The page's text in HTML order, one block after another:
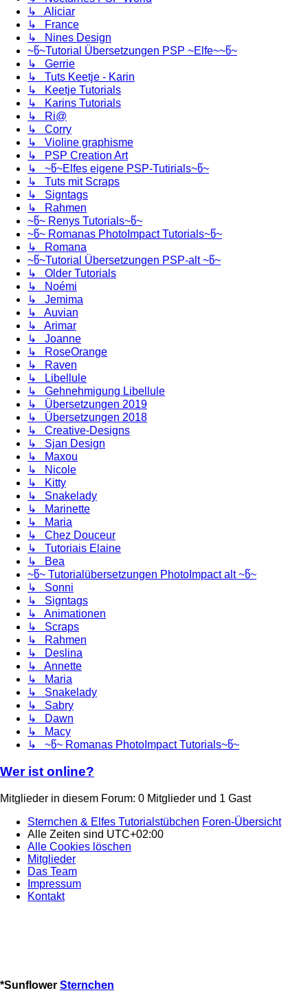
↳ Aliciar
↳ France
↳ Nines Design
~წ~Tutorial Übersetzungen PSP ~Elfe~~წ~
↳ Gerrie
↳ Tuts Keetje - Karin
↳ Keetje Tutorials
↳ Karins Tutorials
↳ Ri@
↳ Corry
↳ Violine graphisme
↳ PSP Creation Art
↳ ~წ~Elfes eigene PSP-Tutirials~წ~
↳ Tuts mit Scraps
↳ Signtags
↳ Rahmen
~წ~ Renys Tutorials~წ~
~წ~ Romanas PhotoImpact Tutorials~წ~
↳ Romana
~წ~Tutorial Übersetzungen PSP-alt ~წ~
↳ Older Tutorials
↳ Noémi
↳ Jemima
↳ Auvian
↳ Arimar
↳ Joanne
↳ RoseOrange
↳ Raven
↳ Libellule
↳ Gehnehmigung Libellule
↳ Übersetzungen 2019
↳ Übersetzungen 2018
↳ Creative-Designs
↳ Sjan Design
↳ Maxou
↳ Nicole
↳ Kitty
↳ Snakelady
↳ Marinette
↳ Maria
↳ Chez Douceur
↳ Tutoriais Elaine
↳ Bea
~წ~ Tutorialübersetzungen PhotoImpact alt ~წ~
↳ Sonni
↳ Signtags
↳ Animationen
↳ Scraps
↳ Rahmen
↳ Deslina
↳ Annette
↳ Maria
↳ Snakelady
↳ Sabry
↳ Dawn
↳ Macy
↳ ~წ~ Romanas PhotoImpact Tutorials~წ~
Wer ist online?
Mitglieder in diesem Forum: 0 Mitglieder und 1 Gast
Sternchen & Elfes Tutorialstübchen Foren-Übersicht
Alle Zeiten sind UTC+02:00
Alle Cookies löschen
Mitglieder
Das Team
Impressum
Kontakt
*Sunflower Sternchen